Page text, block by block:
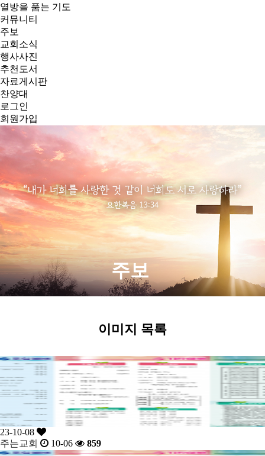
열방을 품는 기도
커뮤니티
주보
교회소식
행사사진
추천도서
자료게시판
찬양대
로그인
회원가입
주보
이미지 목록
23-10-08
주는교회
10-06 859